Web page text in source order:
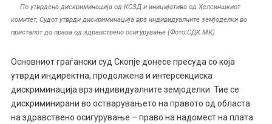
По утврдена дискриминација од КСЗД и иницијатива од Хелсиншкиот
комитет, Судот утврди дискриминација врз индивидуалните земјоделки во
пристапот до права од здравствено осигурување (Фото:СДК.МК)
Основниот граѓански суд Скопје донесе пресуда со која
утврди индиректна, продолжена и интерсекциска
дискриминација врз индивидуалните земјоделки. Тие се
дискриминирани во остварувањето на правото од областа
на здравствено осигурување – право на надомест на плата